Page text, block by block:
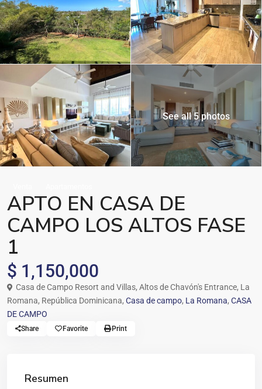
See all 5 photos
APTO EN CASA DE
CAMPO LOS ALTOS FASE
1
$ 1,150,000
Casa de Campo Resort and Villas, Altos de Chavón's Entrance, La
Romana, República Dominicana, Casa de campo, La Romana, CASA
DE CAMPO
Share Favorite Print
Resumen